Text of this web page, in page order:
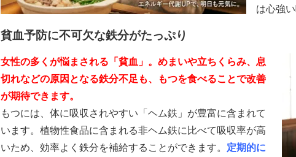
は心強
貧血予防に不可欠な鉄分がたっぷり
女性の多くが悩まされる「貧血」。めまいや立ちくらみ、息
切れなどの原因となる鉄分不足も、もつを食べることで改善
が期待できます。
もつには、体に吸収されやすい「ヘム鉄」が豊富に含まれて
います。植物性食品に含まれる非ヘム鉄に比べて吸収率が高
いため、効率よく鉄分を補給することができます。 定期的に